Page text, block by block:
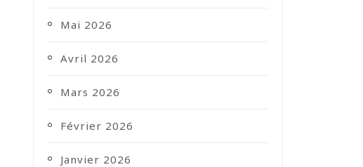
Mai 2026
Avril 2026
Mars 2026
Février 2026
Janvier 2026